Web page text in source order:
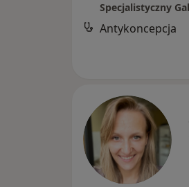
Antykoncepcja